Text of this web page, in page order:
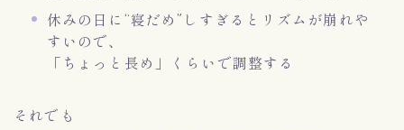
休みの日に“寝だめ”しすぎるとリズムが崩れや
すいので、
「ちょっと長め」くらいで調整する
それでも